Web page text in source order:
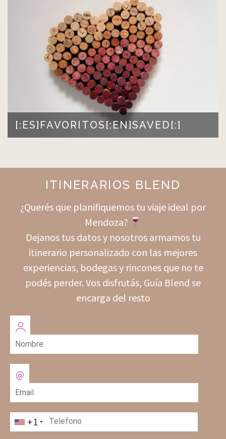
[:ES]FAVORITOS[:EN]SAVED[:]
LEER MÁS >
ITINERARIOS BLEND
¿Querés que planifiquemos tu viaje ideal por
Mendoza?
Dejanos tus datos y nosotros armamos tu
itinerario personalizado con las mejores
experiencias, bodegas y rincones que no te
podés perder. Vos disfrutás, Guía Blend se
encarga del resto
+1